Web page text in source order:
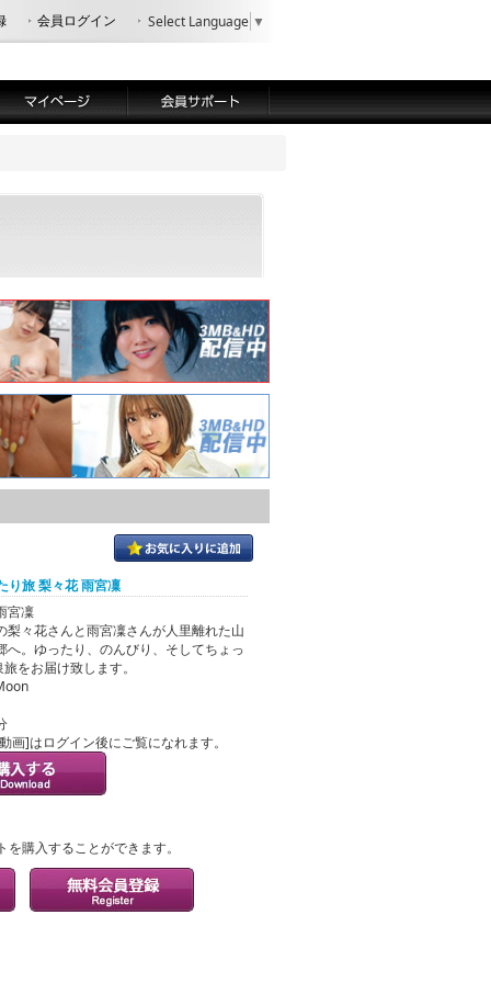
会員ログイン Select Language ▼
り旅 梨々花 雨宮凜
宮凜
梨々花さんと雨宮凜さんが人里離れた山
へ。ゆったり、のんびり、そしてちょっ
をお届け致します。
画]はログイン後にご覧になれます。
購入することができます。